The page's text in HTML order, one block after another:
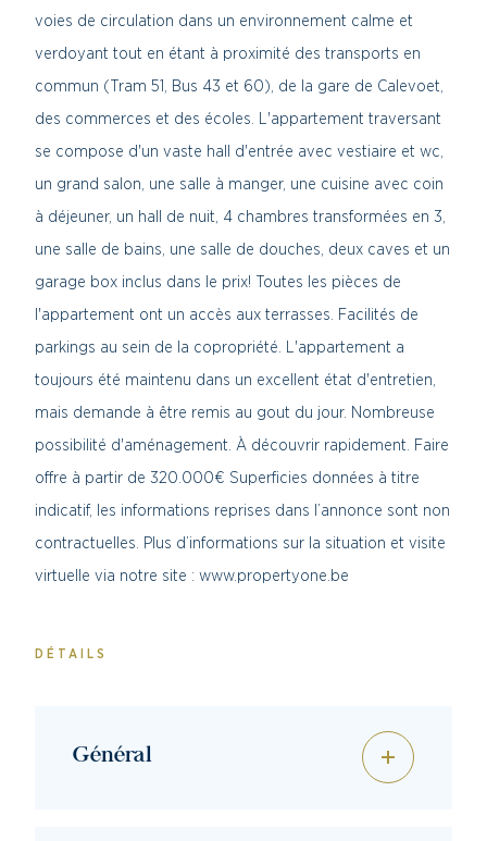
voies de circulation dans un environnement calme et
verdoyant tout en étant à proximité des transports en
commun (Tram 51, Bus 43 et 60), de la gare de Calevoet,
des commerces et des écoles. L'appartement traversant
se compose d'un vaste hall d'entrée avec vestiaire et wc,
un grand salon, une salle à manger, une cuisine avec coin
à déjeuner, un hall de nuit, 4 chambres transformées en 3,
une salle de bains, une salle de douches, deux caves et un
garage box inclus dans le prix! Toutes les pièces de
l'appartement ont un accès aux terrasses. Facilités de
parkings au sein de la copropriété. L'appartement a
toujours été maintenu dans un excellent état d'entretien,
mais demande à être remis au gout du jour. Nombreuse
possibilité d'aménagement. À découvrir rapidement. Faire
offre à partir de 320.000€ Superficies données à titre
indicatif, les informations reprises dans l’annonce sont non
contractuelles. Plus d’informations sur la situation et visite
virtuelle via notre site : www.propertyone.be
DÉTAILS
Général